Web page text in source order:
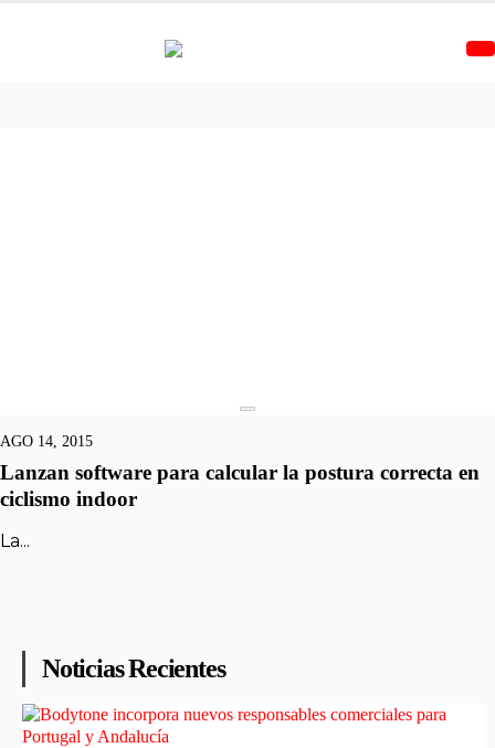
AGO 14, 2015
Lanzan software para calcular la postura correcta en
ciclismo indoor
La...
Noticias Recientes